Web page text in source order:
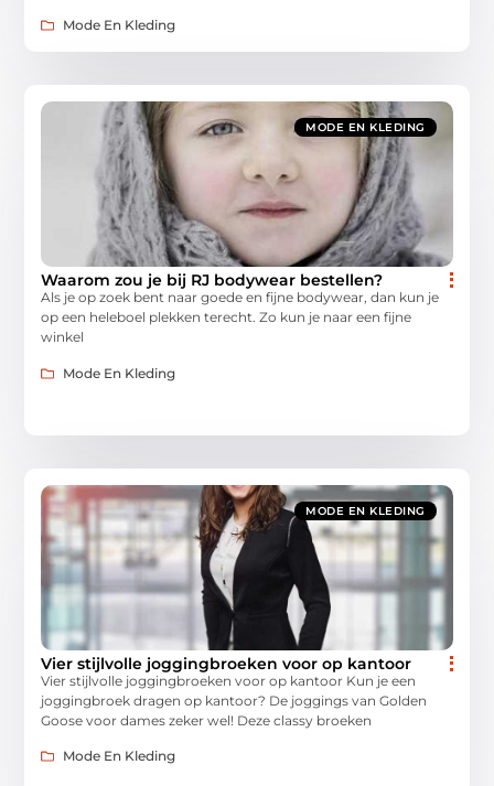
Mode En Kleding
MODE EN KLEDING
Waarom zou je bij RJ bodywear bestellen?
Als je op zoek bent naar goede en fijne bodywear, dan kun je
op een heleboel plekken terecht. Zo kun je naar een fijne
winkel
Mode En Kleding
MODE EN KLEDING
Vier stijlvolle joggingbroeken voor op kantoor
Vier stijlvolle joggingbroeken voor op kantoor Kun je een
joggingbroek dragen op kantoor? De joggings van Golden
Goose voor dames zeker wel! Deze classy broeken
Mode En Kleding